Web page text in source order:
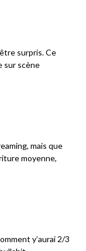
surpris. Ce
sur scène
mais que
moyenne,
y’aurai 2/3